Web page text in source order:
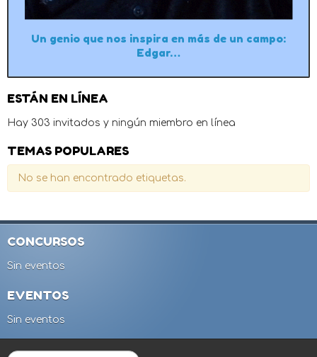
Un genio que nos inspira en más de un campo:
Edgar…
ESTÁN EN LÍNEA
Hay 303 invitados y ningún miembro en línea
TEMAS POPULARES
No se han encontrado etiquetas.
CONCURSOS
Sin eventos
EVENTOS
Sin eventos